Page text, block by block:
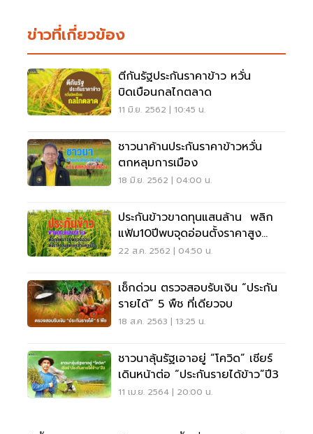
ข่าวที่เกี่ยวข้อง
ตีกันรัฐประกันราคาข้าว หวั่น
บิดเบือนกลไกตลาด
11 มิ.ย. 2562 | 10:45 น.
ชาวนาค้านประกันราคาข้าวหวั่น
ตกหลุมการเมือง
18 มิ.ย. 2562 | 04:00 น.
ประกันข้าวขาดทุนแสนล้าน พลิก
แฟ้ม10ปีพบจุดอ่อนตั้งราคาสูง
ชดเชยส่วนต่างอื้อ
22 ส.ค. 2562 | 04:50 น.
​​​​​​​เช็กด่วน ตรวจสอบรับเงิน “ประกัน
รายได้” 5 พืช ที่เดียวจบ
18 ส.ค. 2563 | 13:25 น.
ชาวนาลุ้นรัฐเอาอยู่ “โควิด” เชียร์
เดินหน้าต่อ “ประกันรายได้ข้าว”ปี3
11 เม.ย. 2564 | 20:00 น.